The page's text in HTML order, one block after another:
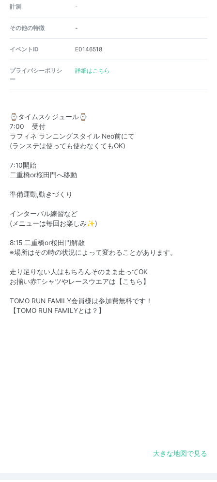
計測 -
その他の特徴 -
イベントID E0146518
プライバシーポリシ
ー
詳細はこちら
⌚️タイムスケジュール⌚️
7:00 受付
ラフィネ ランニングスタイル Neo前にて
(ランステは使っても使わなくてもOK)
7:10開始
二重橋or桜田門へ移動
準備運動,動きづくり
インターバル練習など
(メニューは毎回お楽しみ✨)
8:15 二重橋or桜田門解散
※場所はその時の状況によって変わることがあります。
走り足りない人はもちろんそのまま走ってOK
お揃い赤Tシャツやレースウエアは【 こちら 】
TOMO RUN FAMILY会員様は参加費無料です！
【TOMO RUN FAMILYとは？】
大きな地図で見る